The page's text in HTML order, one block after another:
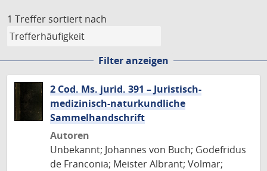
1 Treffer sortiert nach
Filter anzeigen
2 Cod. Ms. jurid. 391 – Juristisch-
medizinisch-naturkundliche
Sammelhandschrift
Autoren
Unbekannt; Johannes von Buch; Godefridus
de Franconia; Meister Albrant; Volmar;